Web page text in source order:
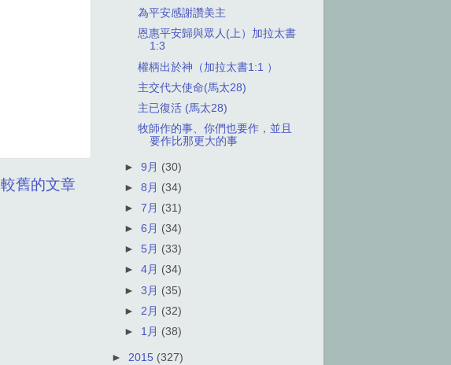
較舊的文章
為平安感謝讚美主
恩惠平安歸與眾人(上）加拉太書
1:3
權柄出於神（加拉太書1:1 ）
主交代大使命(馬太28)
主已復活 (馬太28)
牧師作的事、你們也要作，並且
要作比那更大的事
►9月 (30)
►8月 (34)
►7月 (31)
►6月 (34)
► 5月 (33)
►4月 (34)
►3月 (35)
► 2月 (32)
► 1月 (38)
► 2015 (327)